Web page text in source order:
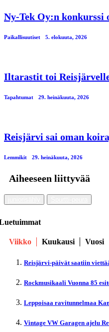
Ny-Tek Oy:n konkurssi
Paikallisuutiset 5. elokuuta, 2026
Iltarastit toi
Tapahtumat 29. heinäkuuta, 2026
Reisjärvi sai oman
Lemmikit 29. heinäkuuta, 2026
Aiheeseen liittyvää
Viikko Kuukausi Vuosi
Reisjärvi-päivät saatiin
Rockmusikaali Vuonna 85
Leppoisaa ravitunnelmaa
Vintage VW Garagen ajelu